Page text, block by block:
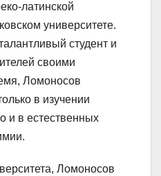
латинской
университете.
студент и
своими
Ломоносов
в изучении
и в естественных
Ломоносов